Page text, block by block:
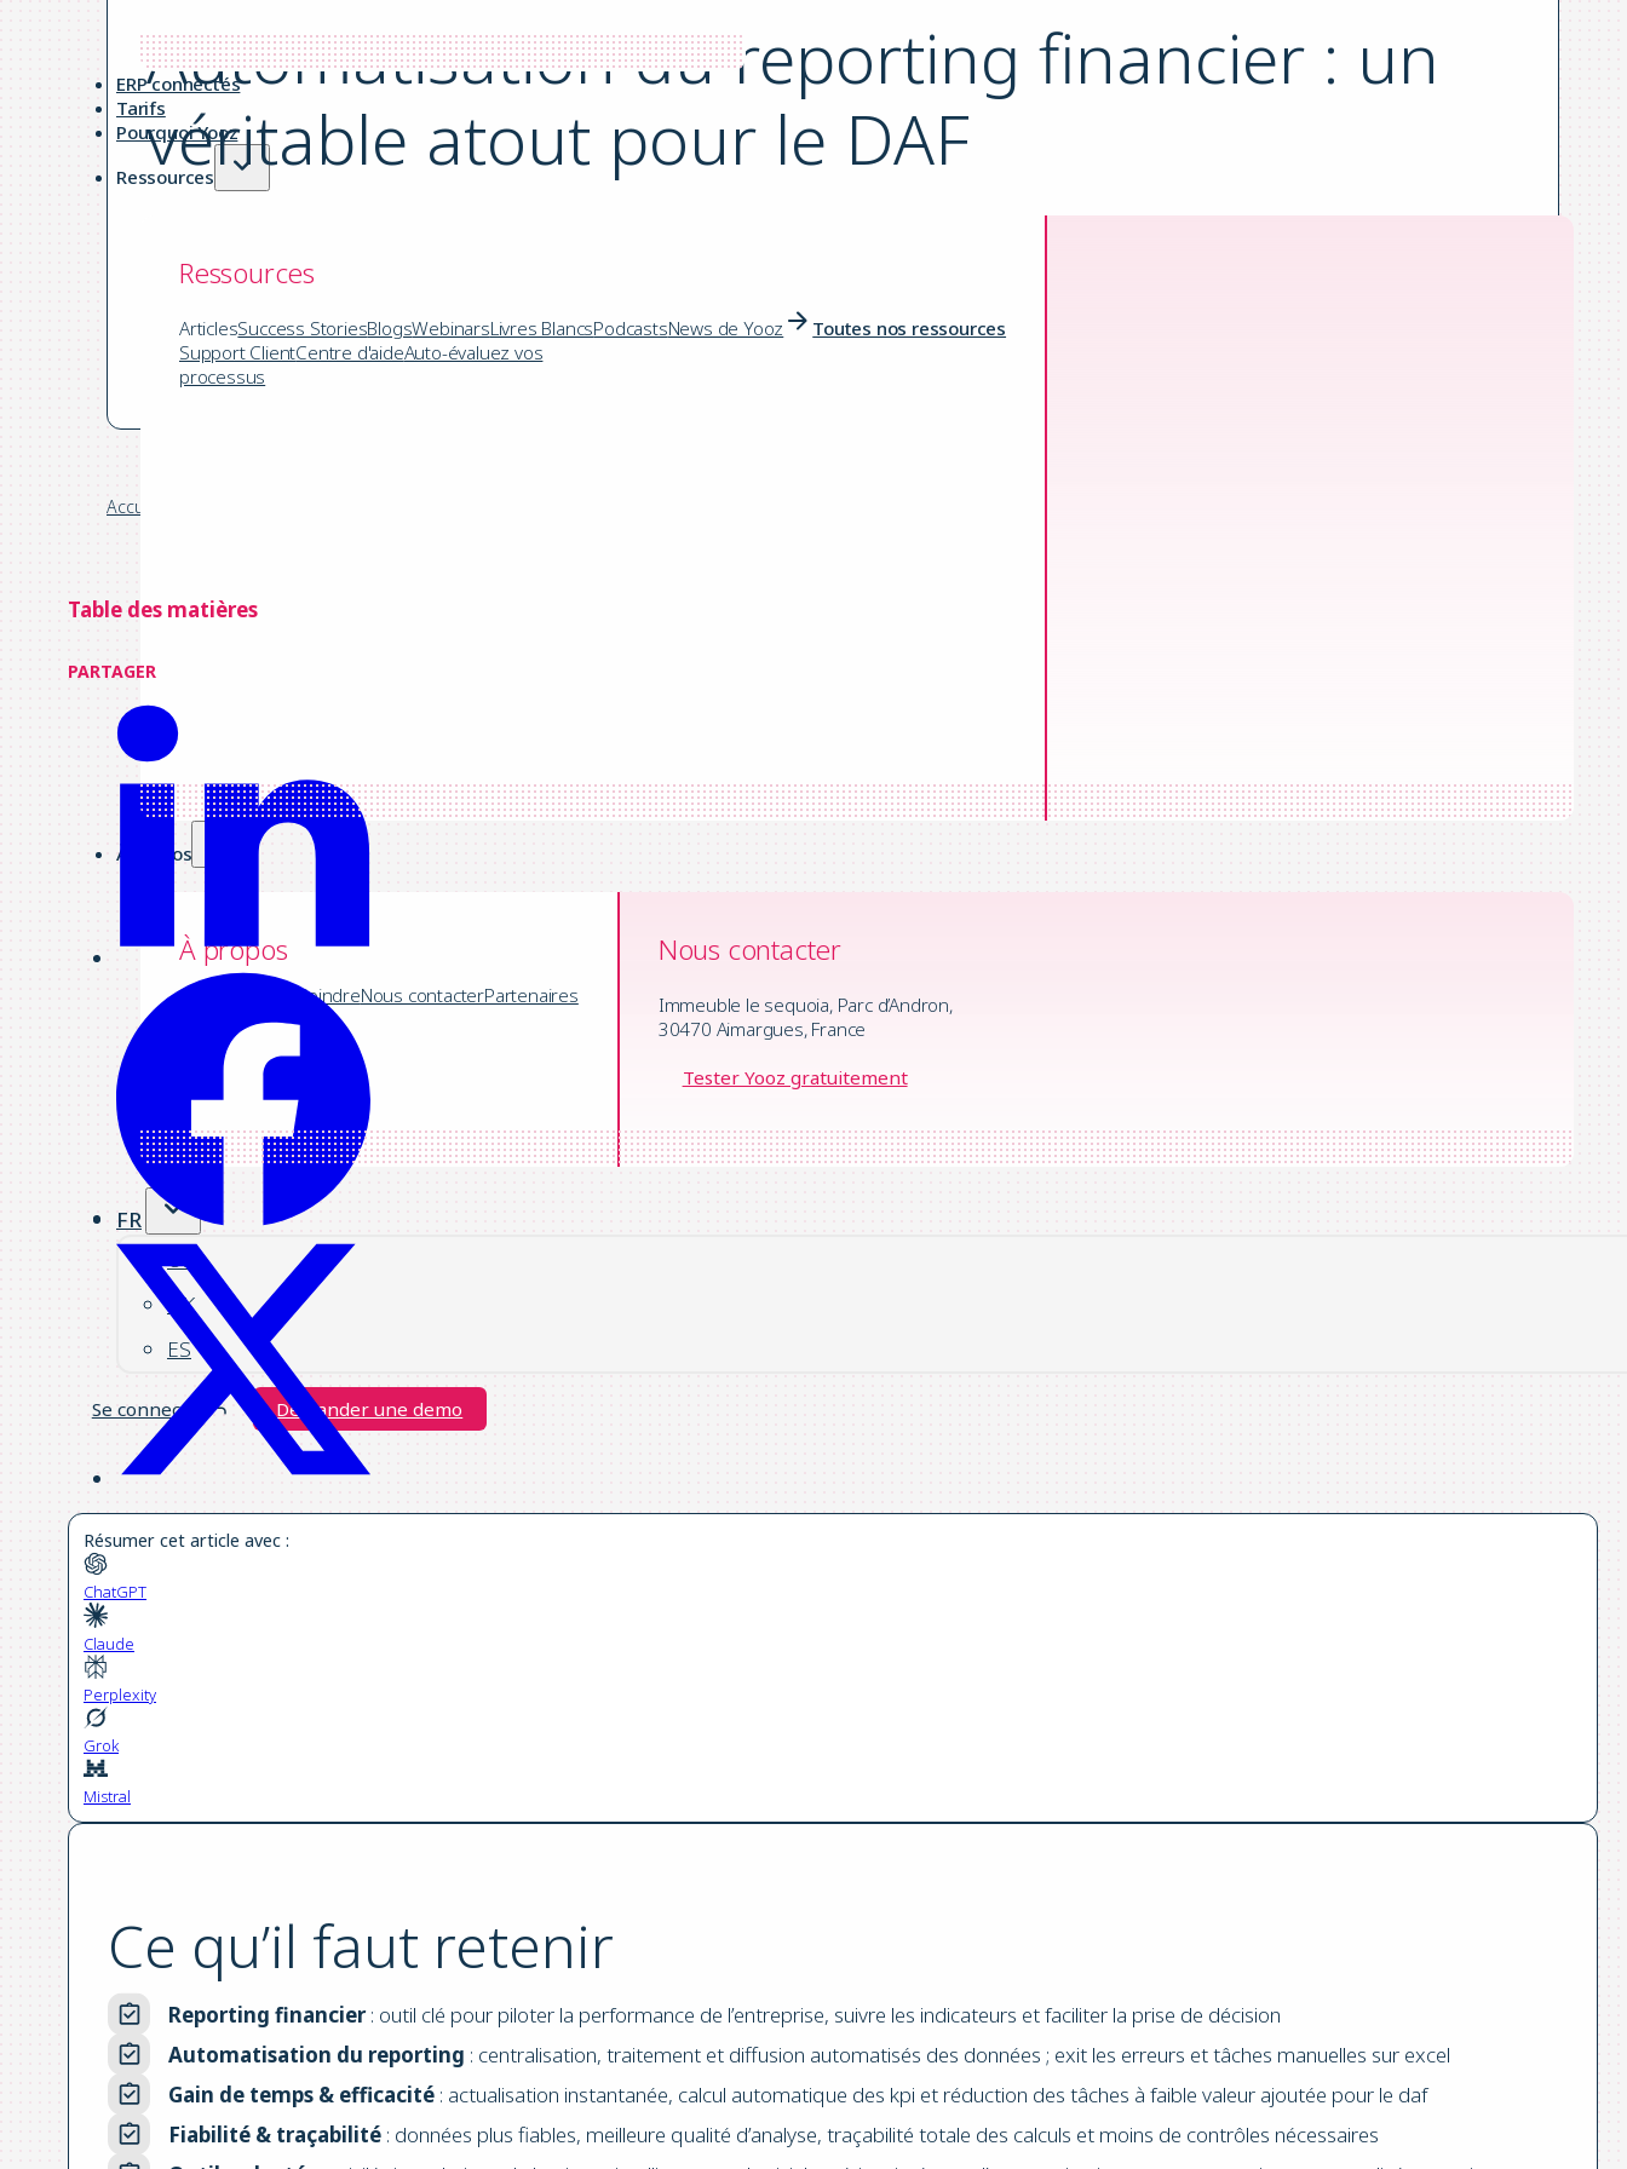
ERP connectés
Tarifs
Pourquoi Yooz
Ressources
Ressources
ArticlesSuccess StoriesBlogsWebinarsLivres BlancsPodcastsNews de Yooz
Toutes nos ressources
Support ClientCentre d'aideAuto-évaluez vos
processus
À propos
À propos
Société Nous rejoindreNous contacterPartenaires
Nous contacter
Immeuble le sequoia, Parc d’Andron,
30470 Aimargues, France
Tester Yooz gratuitement
FR
US
UK
ES
Se connecter Demander une demo
Automatisation du reporting financier : un
véritable atout pour le DAF
par Yooz le 17.08.2023
Digitalisation comptable
Accueil
Table des matières
PARTAGER
Résumer cet article avec :
ChatGPT
Claude
Perplexity
Grok
Mistral
Ce qu’il faut retenir
Reporting financier: outil clé pour piloter la performance de l’entreprise, suivre les indicateurs et faciliter la prise de décision
Automatisation du reporting : centralisation, traitement et diffusion automatisés des données ; exit les erreurs et tâches manuelles sur excel
Gain de temps & efficacité : actualisation instantanée, calcul automatique des kpi et réduction des tâches à faible valeur ajoutée pour le daf
Fiabilité & traçabilité : données plus fiables, meilleure qualité d’analyse, traçabilité totale des calculs et moins de contrôles nécessaires